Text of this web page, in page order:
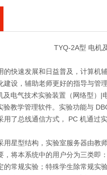
TYQ-2A型 电机
的快速发展和日益普及，计算机
建设，辅助老师更好的指导与管
及电气技术实验装置（网络型）|
验教学管理软件。实验功能与
用了总线通信方式， PC 机通过
型结构，实验室服务器由教师
，将本系统中的用户分为三类即
的常规实验；特殊学生除常规实